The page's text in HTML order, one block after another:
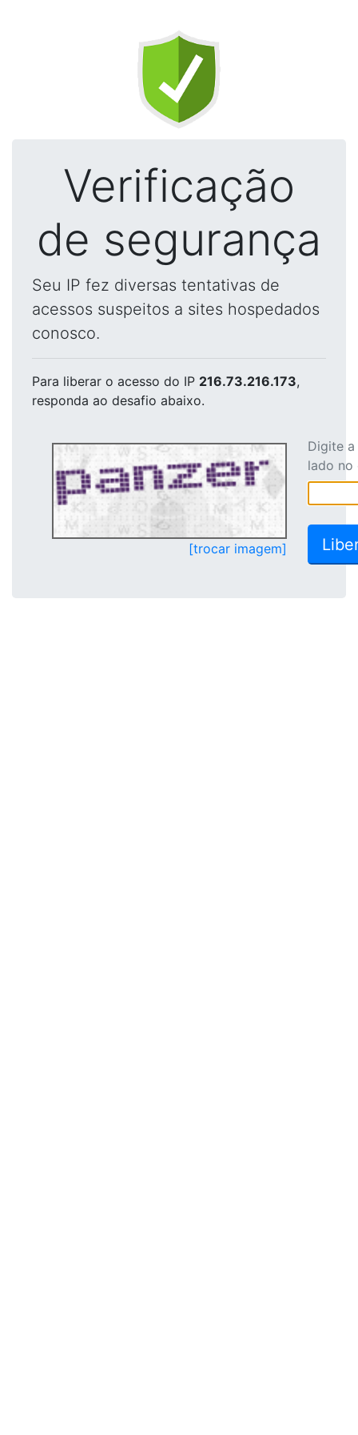
Verificação
de segurança
Seu IP fez diversas tentativas de
acessos suspeitos a sites hospedados
conosco.
Para liberar o acesso do IP 216.73.216.173,
responda ao desafio abaixo.
[trocar imagem]
Digite
lado no